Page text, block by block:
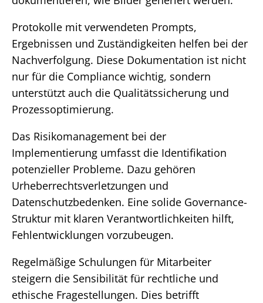
Protokolle mit verwendeten Prompts,
Ergebnissen und Zuständigkeiten helfen bei der
Nachverfolgung. Diese Dokumentation ist nicht
nur für die Compliance wichtig, sondern
unterstützt auch die Qualitätssicherung und
Prozessoptimierung.
Das Risikomanagement bei der
Implementierung umfasst die Identifikation
potenzieller Probleme. Dazu gehören
Urheberrechtsverletzungen und
Datenschutzbedenken. Eine solide Governance-
Struktur mit klaren Verantwortlichkeiten hilft,
Fehlentwicklungen vorzubeugen.
Regelmäßige Schulungen für Mitarbeiter
steigern die Sensibilität für rechtliche und
ethische Fragestellungen. Dies betrifft